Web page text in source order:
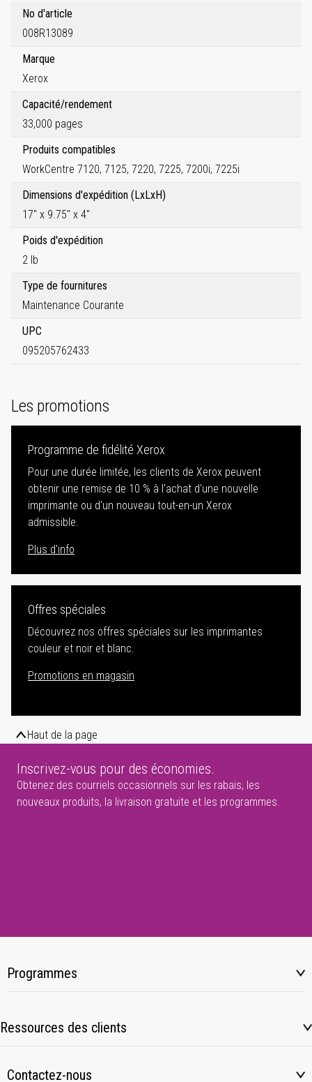
No d'article
008R13089
Marque
Xerox
Capacité/rendement
33,000 pages
Produits compatibles
WorkCentre 7120, 7125, 7220, 7225, 7200i, 7225i
Dimensions d'expédition (LxLxH)
17" x 9.75" x 4"
Poids d'expédition
2 lb
Type de fournitures
Maintenance Courante
UPC
095205762433
Les promotions
Programme de fidélité Xerox
Pour une durée limitée, les clients de Xerox peuvent
obtenir une remise de 10 % à l'achat d'une nouvelle
imprimante ou d'un nouveau tout-en-un Xerox
admissible.
Plus d'info
Offres spéciales
Découvrez nos offres spéciales sur les imprimantes
couleur et noir et blanc.
Promotions en magasin
Haut de la page
Inscrivez-vous pour des économies.
Obtenez des courriels occasionnels sur les rabais, les
nouveaux produits, la livraison gratuite et les programmes.
Programmes
Ressources des clients
Contactez-nous